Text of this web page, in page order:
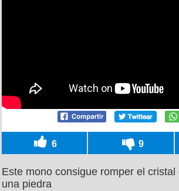
6 9
Este mono consigue romper el cristal
una piedra